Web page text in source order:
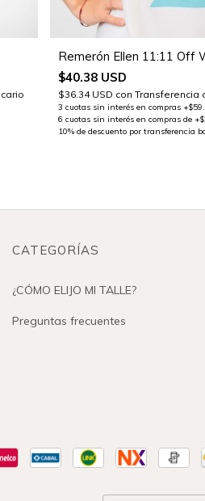
Remerón Ellen 11:11 Off
$40.38 USD
$36.34 USD con Transferencia
CATEGORÍAS
¿CÓMO ELIJO MI TALLE?
Preguntas frecuentes